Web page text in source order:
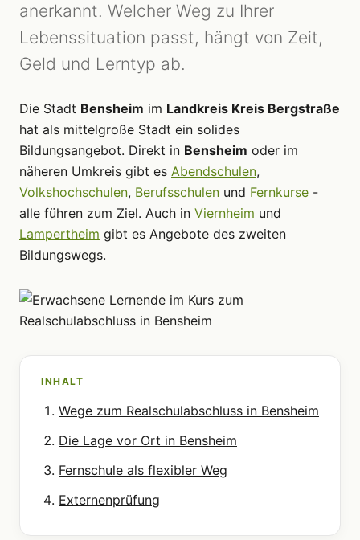
anerkannt. Welcher Weg zu Ihrer
Lebenssituation passt, hängt von Zeit,
Geld und Lerntyp ab.
Die Stadt Bensheim im Landkreis Kreis Bergstraße
hat als mittelgroße Stadt ein solides
Bildungsangebot. Direkt in Bensheim oder im
näheren Umkreis gibt es Abendschulen,
Volkshochschulen, Berufsschulen und Fernkurse -
alle führen zum Ziel. Auch in Viernheim und
Lampertheim gibt es Angebote des zweiten
Bildungswegs.
INHALT
Wege zum Realschulabschluss in Bensheim
Die Lage vor Ort in Bensheim
Fernschule als flexibler Weg
Externenprüfung